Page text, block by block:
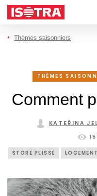
Passer au contenu
Thèmes saisonniers
THÈMES
Comment
KATEŘINA
STORE PLISSÉ